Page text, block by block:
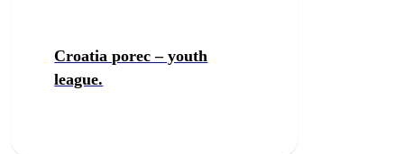
Croatia porec – youth
league.